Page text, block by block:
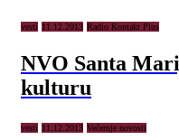
vesti 11.12.2013 Radio Kontakt Plus
NVO Santa
kulturu
vesti 11.12.2013 Večernje novosti